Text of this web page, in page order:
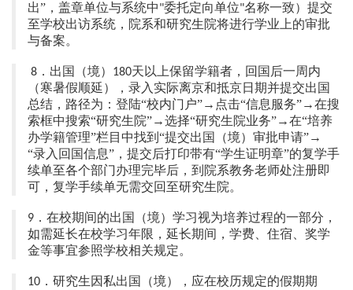
出”，盖章单位与系统中"委托定向单位"名称一致）提交
至学校出访系统，院系和研究生院将进行学业上的审批
与备案。
8 ．出国（境） 180天以上保留学籍者，回国后一周内
（寒暑假顺延）， 录入 实际离京和抵京日期并提交出国
总结， 路径为：登陆“校内门户”→点击“信息服务”→在搜
索框中搜索“研究生院”→选择“研究生院业务”→在“培养
办学籍管理”栏目中找到“提交出国（境）审批申请”→
“录入回国信息”，提交后打印带有“学生证明章”的复学手
续单至各个部门办理完毕后，到院系教务老师处注册即
可，复学手续单无需交回至研究生院。
9 ．在校期间的出国（境）学习视为培养过程的一部分，
如需延长在校学习年限，延长期间，学费、住宿、奖学
金等事宜参照学校相关规定。
10 ．研究生因私出国（境），应在校历规定的假期期